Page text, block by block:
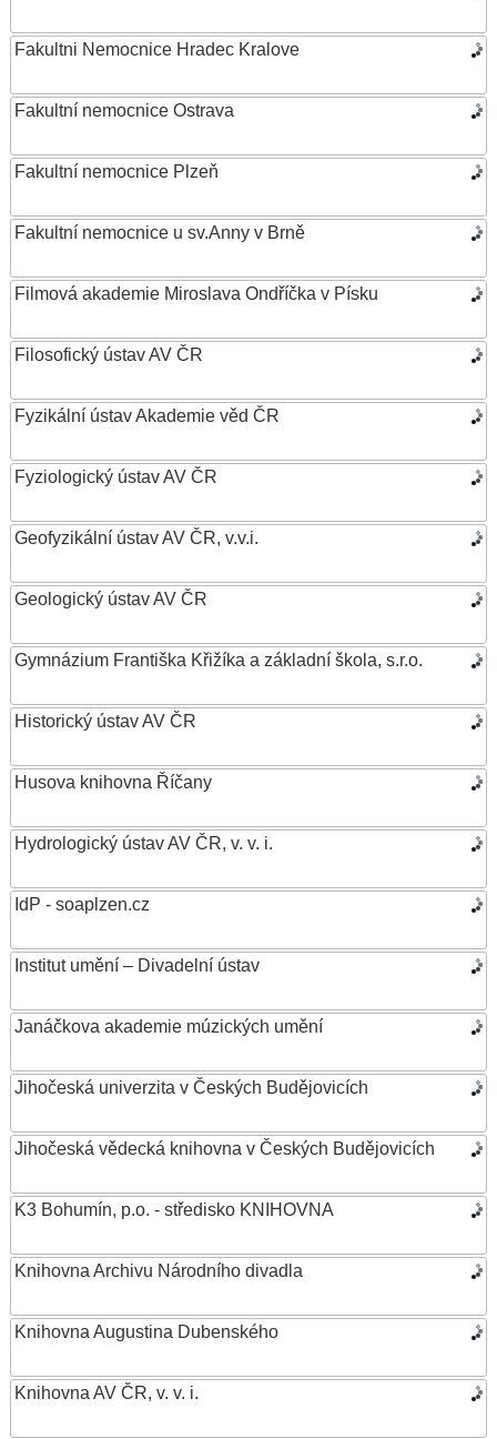
Fakultni Nemocnice Hradec Kralove
Fakultní nemocnice Ostrava
Fakultní nemocnice Plzeň
Fakultní nemocnice u sv.Anny v Brně
Filmová akademie Miroslava Ondříčka v Písku
Filosofický ústav AV ČR
Fyzikální ústav Akademie věd ČR
Fyziologický ústav AV ČR
Geofyzikální ústav AV ČR, v.v.i.
Geologický ústav AV ČR
Gymnázium Františka Křižíka a základní škola, s.r.o.
Historický ústav AV ČR
Husova knihovna Říčany
Hydrologický ústav AV ČR, v. v. i.
IdP - soaplzen.cz
Institut umění – Divadelní ústav
Janáčkova akademie múzických umění
Jihočeská univerzita v Českých Budějovicích
Jihočeská vědecká knihovna v Českých Budějovicích
K3 Bohumín, p.o. - středisko KNIHOVNA
Knihovna Archivu Národního divadla
Knihovna Augustina Dubenského
Knihovna AV ČR, v. v. i.